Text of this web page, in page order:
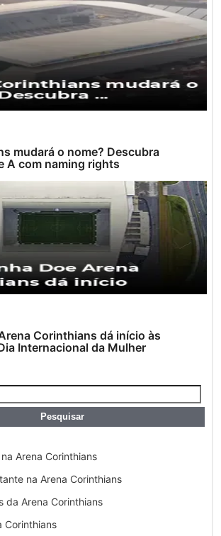
mudará o nome? Descubra
A com naming rights
Corinthians dá início às
Internacional da Mulher
Arena Corinthians
na Arena Corinthians
da Arena Corinthians
Corinthians